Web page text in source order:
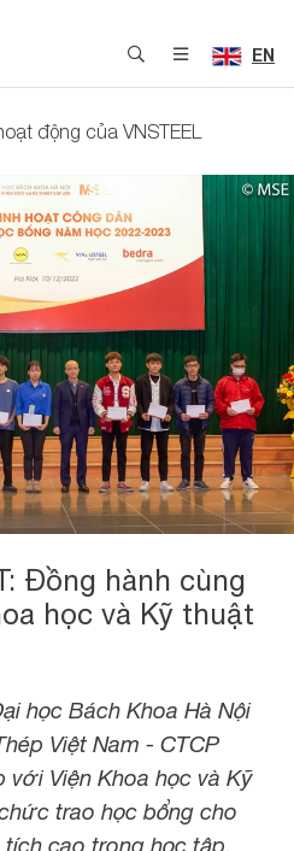
EN
động của VNSTEEL
Đồng hành cùng
học và Kỹ thuật
học Bách Khoa Hà Nội
Việt Nam - CTCP
với Viện Khoa học và Kỹ
trao học bổng cho
cao trong học tập.